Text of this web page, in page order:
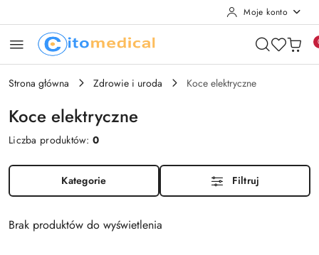
Moje konto
Strona główna Zdrowie i uroda Koce elektryczne
Koce elektryczne
Liczba produktów:0
Kategorie Filtruj
Brak produktów do wyświetlenia